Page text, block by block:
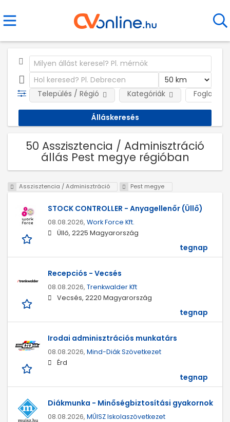
Település / Régió Kategóriák
50 Asszisztencia / Adminisztráció
állás Pest megye régióban
Asszisztencia / Adminisztráció Pest megye
STOCK CONTROLLER - Anyagellenőr (Üllő)
08.08.2026, Work Force Kft.
Üllő, 2225 Magyarország
tegnap
Recepciós - Vecsés
08.08.2026, Trenkwalder Kft
Vecsés, 2220 Magyarország
tegnap
Irodai adminisztrációs munkatárs
08.08.2026, Mind-Diák Szövetkezet
Érd
tegnap
Diákmunka - Minőségbiztosítási gyakornok
08.08.2026, MŰISZ Iskolaszövetkezet